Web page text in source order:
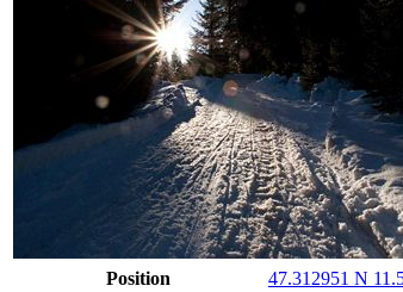
Position
47.312951 N